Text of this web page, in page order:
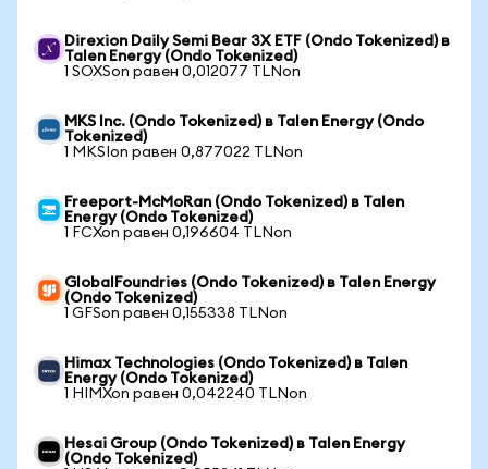
Direxion Daily Semi Bear 3X ETF (Ondo Tokenized) в
Talen Energy (Ondo Tokenized)
1 SOXSon равен 0,012077 TLNon
MKS Inc. (Ondo Tokenized) в Talen Energy (Ondo
Tokenized)
1 MKSIon равен 0,877022 TLNon
Freeport-McMoRan (Ondo Tokenized) в Talen
Energy (Ondo Tokenized)
1 FCXon равен 0,196604 TLNon
GlobalFoundries (Ondo Tokenized) в Talen Energy
(Ondo Tokenized)
1 GFSon равен 0,155338 TLNon
Himax Technologies (Ondo Tokenized) в Talen
Energy (Ondo Tokenized)
1 HIMXon равен 0,042240 TLNon
Hesai Group (Ondo Tokenized) в Talen Energy
(Ondo Tokenized)